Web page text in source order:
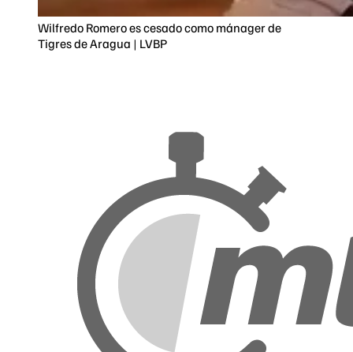
Wilfredo Romero es cesado como mánager de
Tigres de Aragua | LVBP